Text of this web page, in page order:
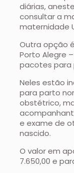
diárias,
consultar a
maternidade
Outra opção
Porto Alegre
pacotes para
Neles estão
para parto
obstétrico,
e exame de
nascido.
O valor em
7.650,00 e